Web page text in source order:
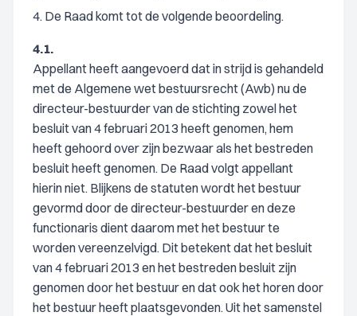
4. De Raad komt tot de volgende beoordeling.
4.1.
Appellant heeft aangevoerd dat in strijd is gehandeld
met de Algemene wet bestuursrecht (Awb) nu de
directeur-bestuurder van de stichting zowel het
besluit van 4 februari 2013 heeft genomen, hem
heeft gehoord over zijn bezwaar als het bestreden
besluit heeft genomen. De Raad volgt appellant
hierin niet. Blijkens de statuten wordt het bestuur
gevormd door de directeur-bestuurder en deze
functionaris dient daarom met het bestuur te
worden vereenzelvigd. Dit betekent dat het besluit
van 4 februari 2013 en het bestreden besluit zijn
genomen door het bestuur en dat ook het horen door
het bestuur heeft plaatsgevonden. Uit het samenstel